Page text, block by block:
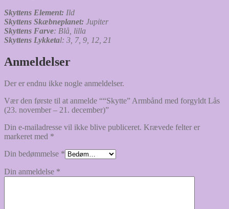
Skyttens Element: Ild
Skyttens Skæbneplanet: Jupiter
Skyttens Farve: Blå, lilla
Skyttens Lykketal: 3, 7, 9, 12, 21
Anmeldelser
Der er endnu ikke nogle anmeldelser.
Vær den første til at anmelde ““Skytte” Armbånd med forgyldt Lås
(23. november – 21. december)”
Din e-mailadresse vil ikke blive publiceret. Krævede felter er
markeret med *
Din bedømmelse *
Din anmeldelse *